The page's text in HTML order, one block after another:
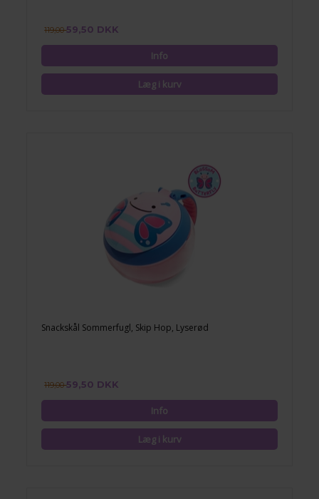
119,0059,50 DKK
Snackskål Sommerfugl, Skip Hop, Lyserød
119,0059,50 DKK